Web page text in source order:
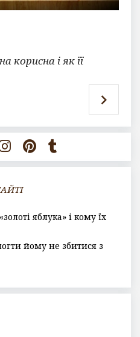
корисна і як її
яблука» і кому їх
йому не збитися з